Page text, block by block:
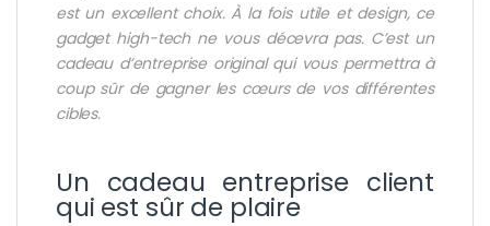
est un excellent choix. À la fois utile et design, ce
gadget high-tech ne vous décevra pas. C’est un
cadeau d’entreprise original qui vous permettra à
coup sûr de gagner les cœurs de vos différentes
cibles.
Un cadeau entreprise client
qui est sûr de plaire